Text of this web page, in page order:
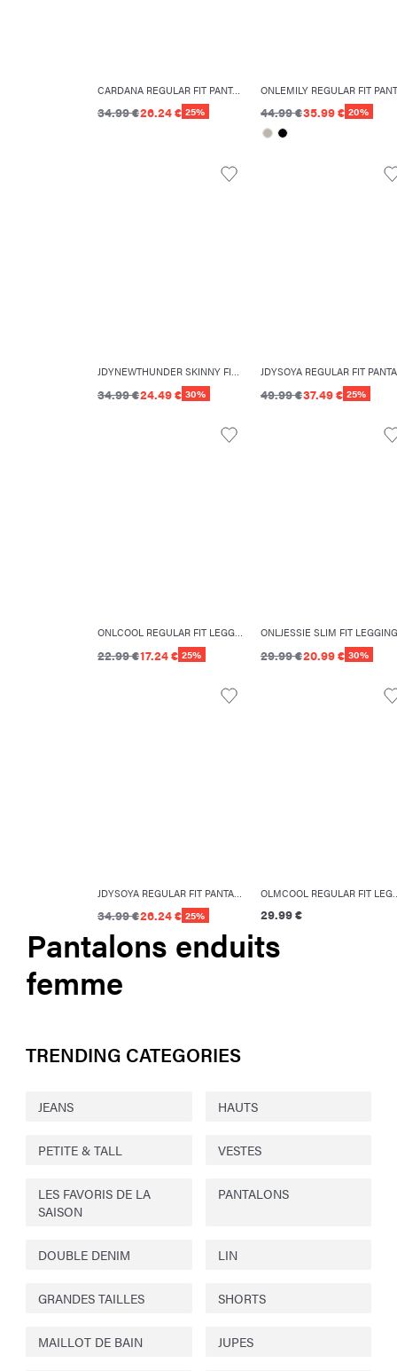
CARDANA REGULAR FIT PANTALON
34.99 €26.24 € 25% 44.99 €35.99 € 20%
JDYNEWTHUNDER SKINNY FIT PANTALON CLASSIQUE
34.99 €24.49 € 30% 49.99 €37.49 € 25%
ONLCOOL REGULAR FIT LEGGING
22.99 €17.24 € 25%
ONLJESSIE SLIM FIT LEGGING
29.99 €20.99 € 30%
JDYSOYA REGULAR FIT PANTALON
34.99 €26.24 € 25%
OLMCOOL
29.99 €
Pantalons enduits
femme
TRENDING CATEGORIES
JEANS HAUTS
PETITE & TALL VESTES
LES FAVORIS DE LA
SAISON
PANTALONS
DOUBLE DENIM LIN
GRANDES TAILLES SHORTS
MAILLOT DE BAIN JUPES